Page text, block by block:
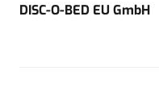
DISC-O-BED EU GmbH